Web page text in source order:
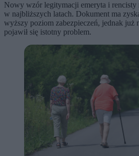
Nowy wzór legitymacji emeryta i rencisty
w najbliższych latach. Dokument ma
wyższy poziom zabezpieczeń, jednak już
pojawił się istotny problem.